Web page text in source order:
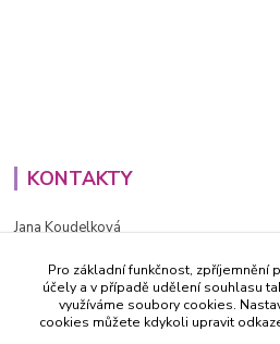
KONTAKTY
Jana Koudelková
PO - PÁ (8-16h)
info@decida.cz
Pro základní funkčnost, zpříjemnění
účely a v případě udělení souhlasu
využíváme soubory cookies.
cookies můžete kdykoli upravit